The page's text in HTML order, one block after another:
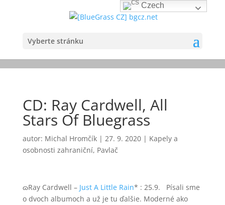
Vyberte stránku
CD: Ray Cardwell, All
Stars Of Bluegrass
autor: Michal Hromčík| 27. 9. 2020| Kapely a
osobnosti zahraniční, Pavlač
ɷRay Cardwell – Just A Little Rain* : 25.9. Písali sme
o dvoch albumoch a už je tu ďalšie. Moderné ako
Czech